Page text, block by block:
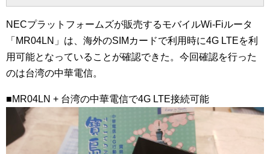
NECプラットフォームズが販売するモバイルWi-Fiルータ
「MR04LN」は、海外のSIMカードで利用時に4G LTEを利
用可能となっていることが確認できた。今回確認を行った
のは台湾の中華電信。
■MR04LN + 台湾の中華電信で4G LTE接続可能